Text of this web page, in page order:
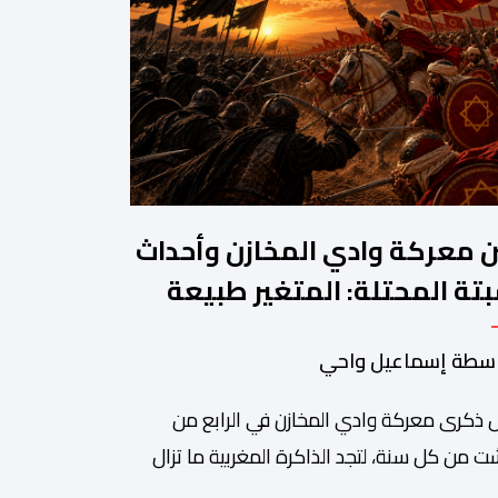
معركة وادي المخازن وأحداث
المحتلة: المتغير طبيعة
والثابت جدار الصد الوطني
إسماعيل واحي
ذكرى معركة وادي المخازن في الرابع من
من كل سنة، لتجد الذاكرة المغربية ما تزال